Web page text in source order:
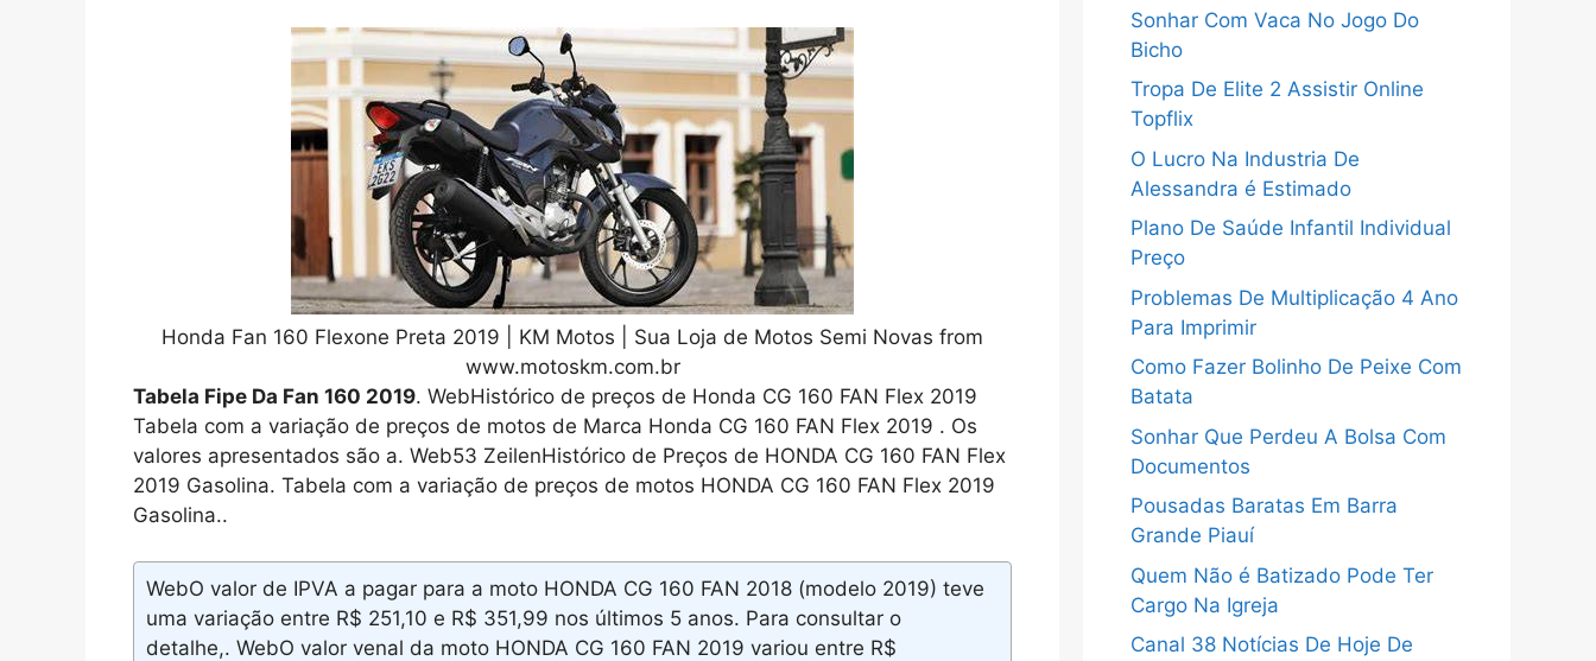
Honda Fan 160 Flexone Preta 2019 | KM Motos | Sua Loja de Motos Semi Novas from
www.motoskm.com.br
Tabela Fipe Da Fan 160 2019. WebHistórico de preços de Honda CG 160 FAN Flex 2019
Tabela com a variação de preços de motos de Marca Honda CG 160 FAN Flex 2019 . Os
valores apresentados são a. Web53 ZeilenHistórico de Preços de HONDA CG 160 FAN Flex
2019 Gasolina. Tabela com a variação de preços de motos HONDA CG 160 FAN Flex 2019
Gasolina..
WebO valor de IPVA a pagar para a moto HONDA CG 160 FAN 2018 (modelo 2019) teve
uma variação entre R$ 251,10 e R$ 351,99 nos últimos 5 anos. Para consultar o
detalhe,. WebO valor venal da moto HONDA CG 160 FAN 2019 variou entre R$
Sonhar Com Vaca No Jogo Do
Bicho
Tropa De Elite 2 Assistir Online
Topflix
O Lucro Na Industria De
Alessandra é Estimado
Plano De Saúde Infantil Individual
Preço
Problemas De Multiplicação 4 Ano
Para Imprimir
Como Fazer Bolinho De Peixe Com
Batata
Sonhar Que Perdeu A Bolsa Com
Documentos
Pousadas Baratas Em Barra
Grande Piauí
Quem Não é Batizado Pode Ter
Cargo Na Igreja
Canal 38 Notícias De Hoje De